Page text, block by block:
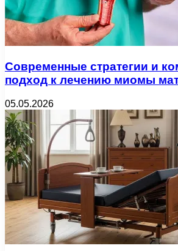
Современные стратегии и
подход к лечению миомы
05.05.2026